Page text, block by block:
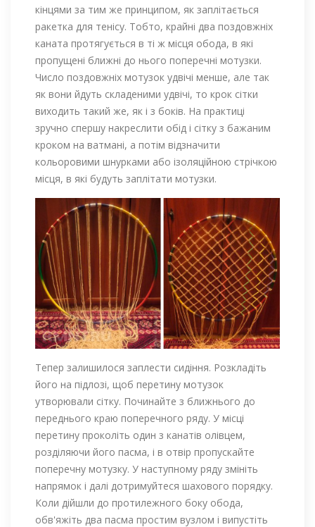
кінцями за тим же принципом, як заплітається
ракетка для тенісу. Тобто, крайні два поздовжніх
каната протягується в ті ж місця обода, в які
пропущені ближні до нього поперечні мотузки.
Число поздовжніх мотузок удвічі менше, але так
як вони йдуть складеними удвічі, то крок сітки
виходить такий же, як і з боків. На практиці
зручно спершу накреслити обід і сітку з бажаним
кроком на ватмані, а потім відзначити
кольоровими шнурками або ізоляційною стрічкою
місця, в які будуть заплітати мотузки.
Тепер залишилося заплести сидіння. Розкладіть
його на підлозі, щоб перетину мотузок
утворювали сітку. Починайте з ближнього до
переднього краю поперечного ряду. У місці
перетину проколіть один з канатів олівцем,
розділяючи його пасма, і в отвір пропускайте
поперечну мотузку. У наступному ряду змініть
напрямок і далі дотримуйтеся шахового порядку.
Коли дійшли до протилежного боку обода,
обв'яжіть два пасма простим вузлом і випустіть